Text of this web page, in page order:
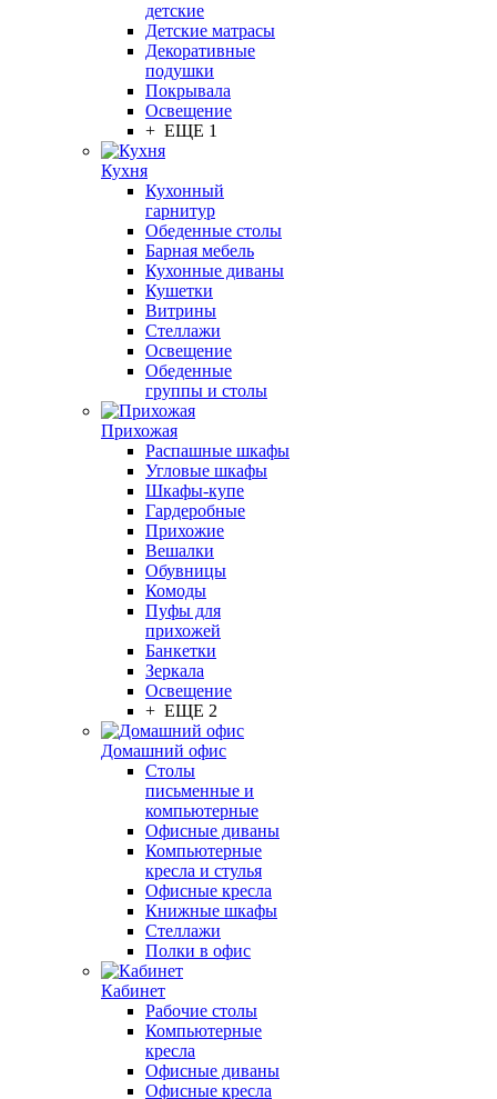
детские
Детские матрасы
Декоративные
подушки
Покрывала
Освещение
+ ЕЩЕ 1
Кухня
Кухонный
гарнитур
Обеденные столы
Барная мебель
Кухонные диваны
Кушетки
Витрины
Стеллажи
Освещение
Обеденные
группы и столы
Прихожая
Распашные шкафы
Угловые шкафы
Шкафы-купе
Гардеробные
Прихожие
Вешалки
Обувницы
Комоды
Пуфы для
прихожей
Банкетки
Зеркала
Освещение
+ ЕЩЕ 2
Домашний офис
Столы
письменные и
компьютерные
Офисные диваны
Компьютерные
кресла и стулья
Офисные кресла
Книжные шкафы
Стеллажи
Полки в офис
Кабинет
Рабочие столы
Компьютерные
кресла
Офисные диваны
Офисные кресла